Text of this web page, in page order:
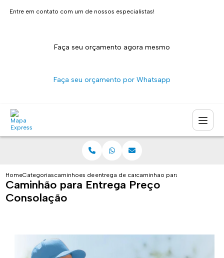
Entre em contato com um de nossos especialistas!
Faça seu orçamento agora mesmo
Faça seu orçamento por Whatsapp
HomeCategoriascaminhoes de entregaentrega de caminhao sao paulo
caminhao para entrega preco
Caminhão para Entrega Preço
Consolação